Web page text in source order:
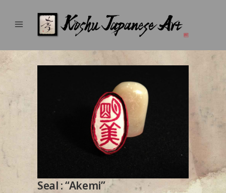
Seal : “Akemi”